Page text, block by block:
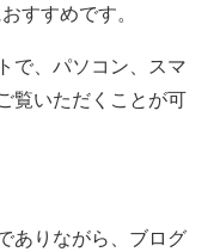
すすめです。
で、パソコン、スマ
覧いただくことが可
ありながら、ブログ